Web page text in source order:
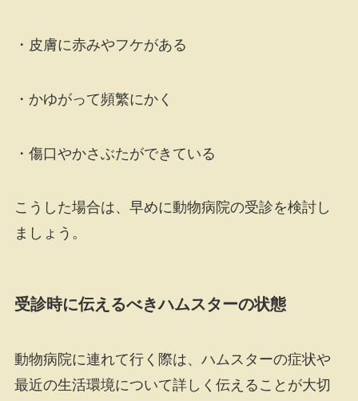
・皮膚に赤みやフケがある
・かゆがって頻繁にかく
・傷口やかさぶたができている
こうした場合は、早めに動物病院の受診を検討し
ましょう。
受診時に伝えるべきハムスターの状態
動物病院に連れて行く際は、ハムスターの症状や
最近の生活環境について詳しく伝えることが大切